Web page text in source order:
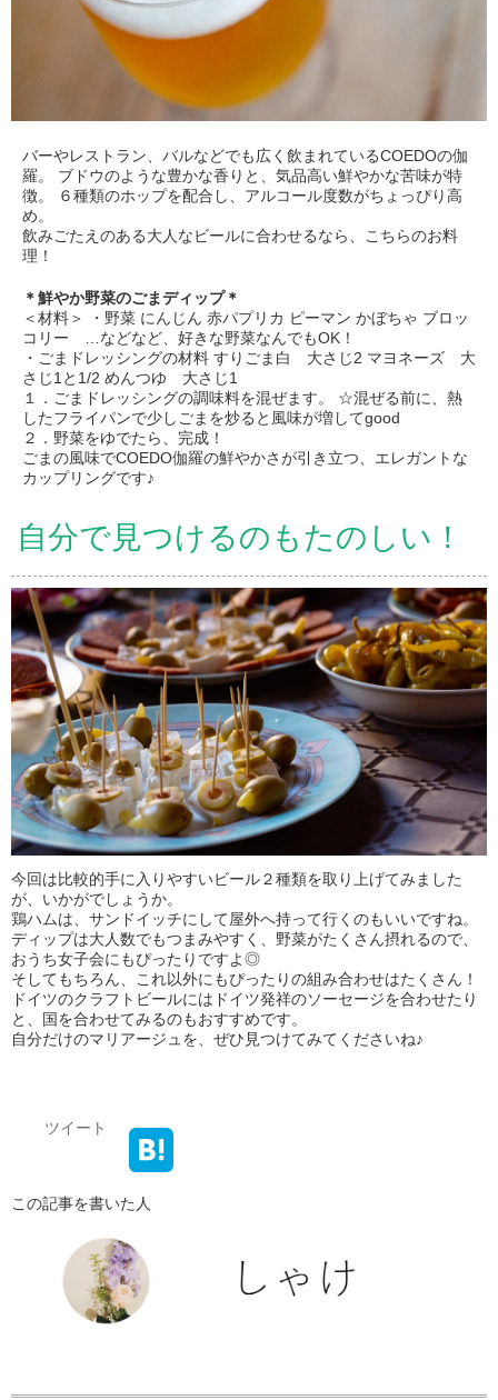
バーやレストラン、バルなどでも広く飲まれているCOEDOの伽
羅。 ブドウのような豊かな香りと、気品高い鮮やかな苦味が特
徴。 ６種類のホップを配合し、アルコール度数がちょっぴり高
め。
飲みごたえのある大人なビールに合わせるなら、こちらのお料
理！
＊鮮やか野菜のごまディップ＊
＜材料＞ ・野菜 にんじん 赤パプリカ ピーマン かぼちゃ ブロッ
コリー …などなど、好きな野菜なんでもOK！
・ごまドレッシングの材料 すりごま白 大さじ2 マヨネーズ 大
さじ1と1/2 めんつゆ 大さじ1
１．ごまドレッシングの調味料を混ぜます。 ☆混ぜる前に、熱
したフライパンで少しごまを炒ると風味が増してgood
２．野菜をゆでたら、完成！
ごまの風味でCOEDO伽羅の鮮やかさが引き立つ、エレガントな
カップリングです♪
自分で見つけるのもたのしい！
今回は比較的手に入りやすいビール２種類を取り上げてみました
が、いかがでしょうか。
鶏ハムは、サンドイッチにして屋外へ持って行くのもいいですね。
ディップは大人数でもつまみやすく、野菜がたくさん摂れるので、
おうち女子会にもぴったりですよ◎
そしてもちろん、これ以外にもぴったりの組み合わせはたくさん！
ドイツのクラフトビールにはドイツ発祥のソーセージを合わせたり
と、国を合わせてみるのもおすすめです。
自分だけのマリアージュを、ぜひ見つけてみてくださいね♪
ツイート
この記事を書いた人